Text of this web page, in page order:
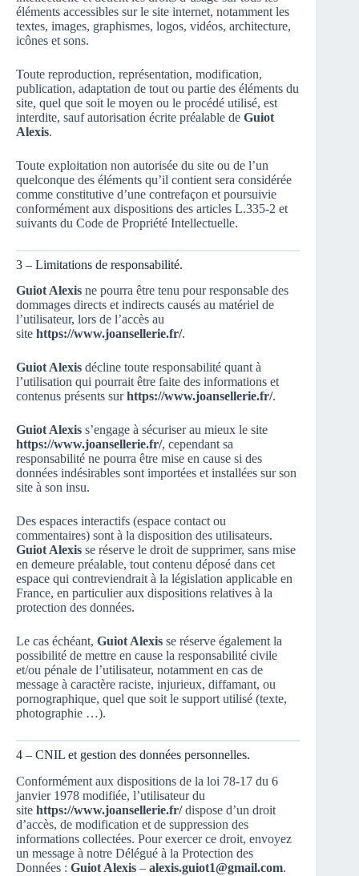
éléments accessibles sur le site internet, notamment les
textes, images, graphismes, logos, vidéos, architecture,
icônes et sons.
Toute reproduction, représentation, modification,
publication, adaptation de tout ou partie des éléments du
site, quel que soit le moyen ou le procédé utilisé, est
interdite, sauf autorisation écrite préalable de Guiot
Alexis.
Toute exploitation non autorisée du site ou de l’un
quelconque des éléments qu’il contient sera considérée
comme constitutive d’une contrefaçon et poursuivie
conformément aux dispositions des articles L.335-2 et
suivants du Code de Propriété Intellectuelle.
3 – Limitations de responsabilité.
Guiot Alexis ne pourra être tenu pour responsable des
dommages directs et indirects causés au matériel de
l’utilisateur, lors de l’accès au
site https://www.joansellerie.fr/.
Guiot Alexis décline toute responsabilité quant à
l’utilisation qui pourrait être faite des informations et
contenus présents surhttps://www.joansellerie.fr/.
Guiot Alexis s’engage à sécuriser au mieux le site
https://www.joansellerie.fr/, cependant sa
responsabilité ne pourra être mise en cause si des
données indésirables sont importées et installées sur son
site à son insu.
Des espaces interactifs (espace contact ou
commentaires) sont à la disposition des utilisateurs.
Guiot Alexis se réserve le droit de supprimer, sans mise
en demeure préalable, tout contenu déposé dans cet
espace qui contreviendrait à la législation applicable en
France, en particulier aux dispositions relatives à la
protection des données.
Le cas échéant, Guiot Alexis se réserve également la
possibilité de mettre en cause la responsabilité civile
et/ou pénale de l’utilisateur, notamment en cas de
message à caractère raciste, injurieux, diffamant, ou
pornographique, quel que soit le support utilisé (texte,
photographie …).
4 – CNIL et gestion des données personnelles.
Conformément aux dispositions de la loi 78-17 du 6
janvier 1978 modifiée, l’utilisateur du
site https://www.joansellerie.fr/dispose d’un droit
d’accès, de modification et de suppression des
informations collectées. Pour exercer ce droit, envoyez
un message à notre Délégué à la Protection des
Données : Guiot Alexis – alexis.guiot1@gmail.com.